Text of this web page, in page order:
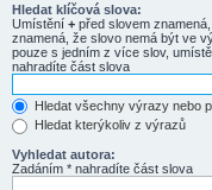
Hledat klíčová slova:
Umístění + před slovem
znamená, že slovo nemá být ve
pouze s jedním z více slov,
nahradíte část slova
Hledat všechny výrazy nebo
Hledat kterýkoliv z výrazů
Vyhledat autora:
Zadáním * nahradíte část slova